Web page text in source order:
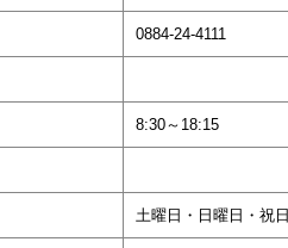
0884-24-4111
8:30～18:15
土曜日・日曜日・祝日